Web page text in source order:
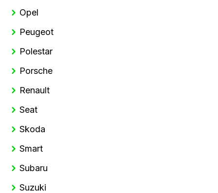
Opel
Peugeot
Polestar
Porsche
Renault
Seat
Skoda
Smart
Subaru
Suzuki